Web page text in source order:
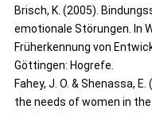
Brisch, K. (2005).
emotionale Störungen. In
Früherkennung von
Göttingen: Hogrefe.
Fahey, J. O. & Shenassa,
the needs of women in